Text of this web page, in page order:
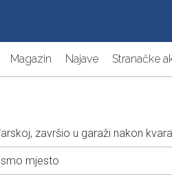
Magazin Najave Stranačke
završio u garaži nakon
mjesto